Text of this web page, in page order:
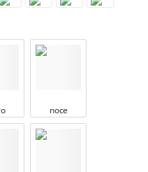
noce